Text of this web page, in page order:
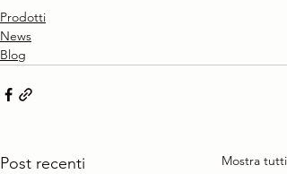
Prodotti
News
Blog
Post recenti Mostra tutti